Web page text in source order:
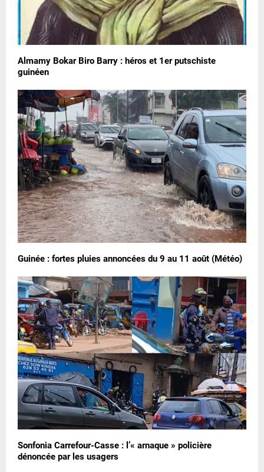
Almamy Bokar Biro Barry : héros et 1er putschiste
guinéen
Guinée : fortes pluies annoncées du 9 au 11 août (Météo)
Sonfonia Carrefour-Casse : l’« arnaque » policière
dénoncée par les usagers